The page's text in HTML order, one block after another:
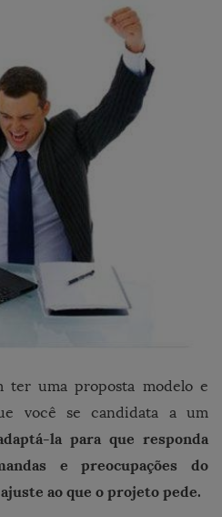
ter uma proposta modelo e
você se candidata a um
la para que responda
e preocupações do
ao que o projeto pede.